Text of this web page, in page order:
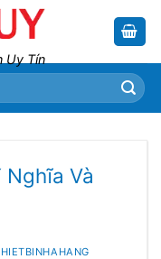
Uy Tín
Và